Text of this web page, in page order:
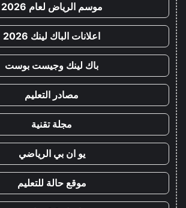
موسم الرياض لعام 2026
اعلانات الباك لينك 2026
باك لينك وجيست بوست
مصادر التعليم
مجلة تقنية
يو ان بي الرياضي
موقع حالة للتعليم